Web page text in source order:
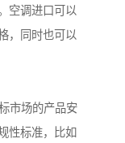
空调进口可以
，同时也可以
市场的产品安
性标准，比如